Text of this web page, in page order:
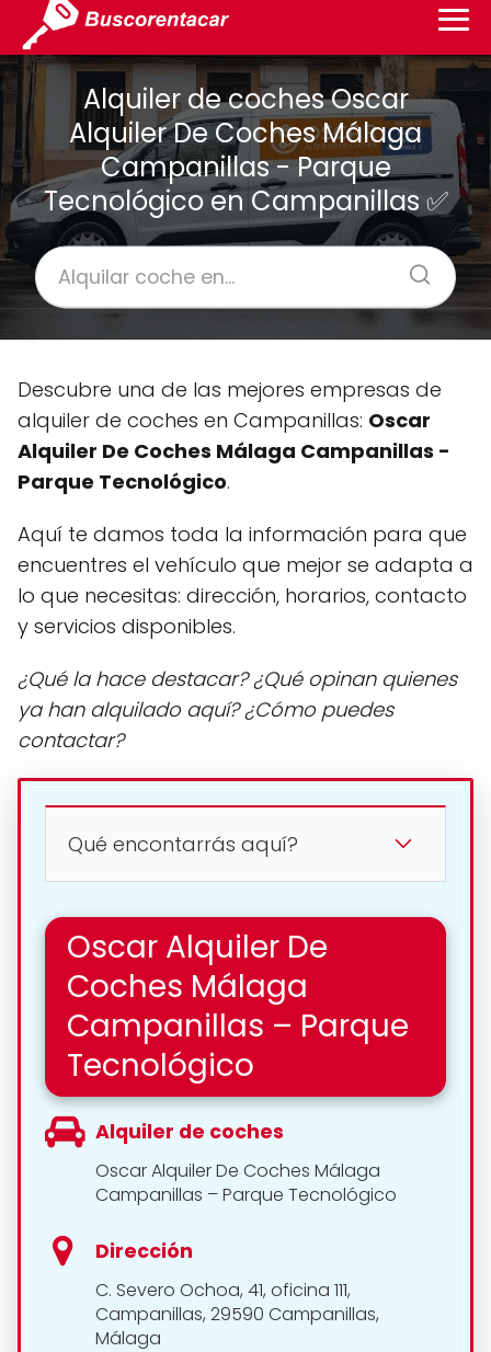
Alquiler de coches Oscar
Alquiler De Coches Málaga
Campanillas - Parque
Tecnológico en Campanillas ✅
Descubre una de las mejores empresas de
alquiler de coches en Campanillas: Oscar
Alquiler De Coches Málaga Campanillas -
Parque Tecnológico.
Aquí te damos toda la información para que
encuentres el vehículo que mejor se adapta a
lo que necesitas: dirección, horarios, contacto
y servicios disponibles.
¿Qué la hace destacar? ¿Qué opinan quienes
ya han alquilado aquí? ¿Cómo puedes
contactar?
Qué encontarrás aquí?
Oscar Alquiler De
Coches Málaga
Campanillas – Parque
Tecnológico
Alquiler de coches
Oscar Alquiler De Coches Málaga
Campanillas – Parque Tecnológico
Dirección
C. Severo Ochoa, 41, oficina 111,
Campanillas, 29590 Campanillas,
Málaga